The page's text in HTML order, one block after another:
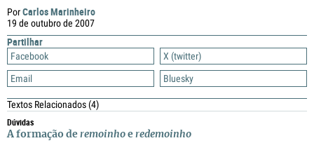
PorCarlos Marinheiro
19 de outubro de 2007
Partilhar
Facebook
X (twitter)
Email
Bluesky
Textos Relacionados(4)
Dúvidas
A formação de remoinho e redemoinho